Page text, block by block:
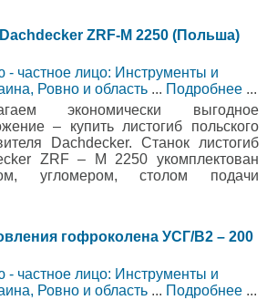
ZRF-M 2250 (Польша)
- частное лицо: Инструменты и
Ровно и область ... Подробнее ...
экономически выгодное
– купить листогиб польского
Dachdecker. Станок листогиб
ZRF – M 2250 укомплектован
угломером, столом подачи
гофроколена УСГ/В2 – 200
- частное лицо: Инструменты и
Ровно и область ... Подробнее ...